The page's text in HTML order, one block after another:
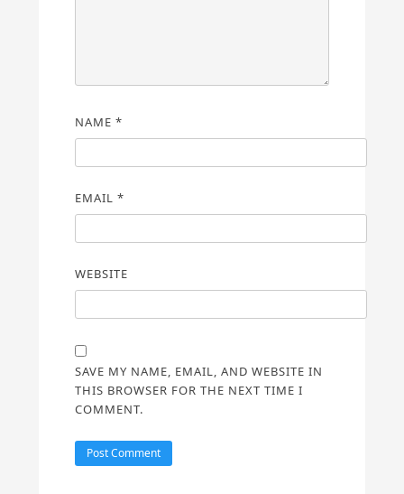
NAME *
EMAIL *
WEBSITE
SAVE MY NAME, EMAIL, AND WEBSITE IN
THIS BROWSER FOR THE NEXT TIME I
COMMENT.